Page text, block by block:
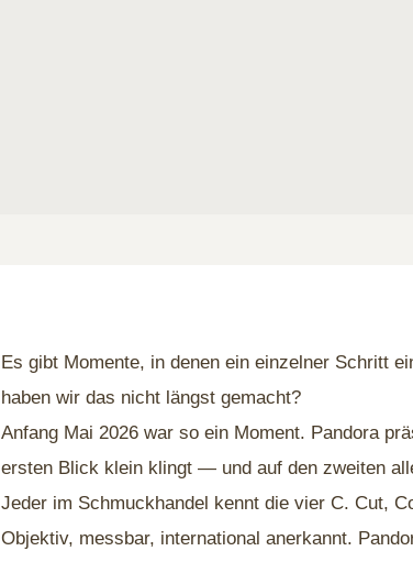
Es gibt Momente, in denen ein einzelner Schritt
haben wir das nicht längst gemacht?
Anfang Mai 2026 war so ein Moment. Pandora
ersten Blick klein klingt — und auf den zweiten
Jeder im Schmuckhandel kennt die vier C. Cut,
Objektiv, messbar, international anerkannt.